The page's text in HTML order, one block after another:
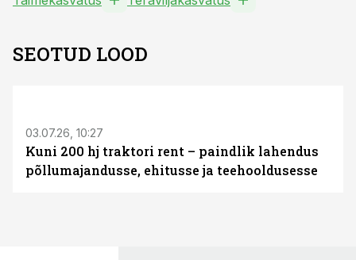
SEOTUD LOOD
03.07.26, 10:27
Kuni 200 hj traktori rent – paindlik lahendus
põllumajandusse, ehitusse ja teehooldusesse